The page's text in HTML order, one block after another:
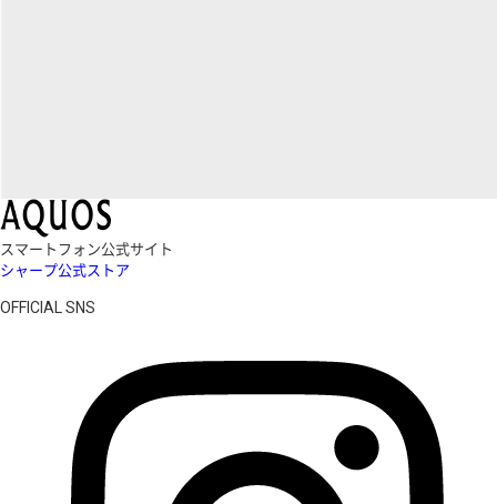
スマートフォン公式サイト
シャープ公式ストア
OFFICIAL SNS